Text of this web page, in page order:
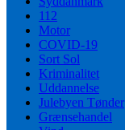
112
Motor
COVID-19
Sort Sol
Kriminalitet
Uddannelse
Julebyen Tønder
Grænsehandel